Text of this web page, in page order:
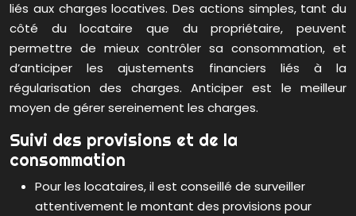
liés aux charges locatives. Des actions simples, tant du
côté du locataire que du propriétaire, peuvent
permettre de mieux contrôler sa consommation, et
d’anticiper les ajustements financiers liés à la
régularisation des charges. Anticiper est le meilleur
moyen de gérer sereinement les charges.
Suivi des provisions et de la
consommation
Pour les locataires, il est conseillé de surveiller
attentivement le montant des provisions pour